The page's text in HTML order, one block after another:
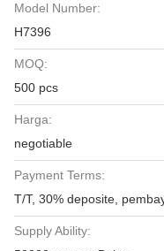
Model Number:
H7396
MOQ:
500 pcs
Harga:
negotiable
Payment Terms:
T/T, 30% deposite,
Supply Ability: